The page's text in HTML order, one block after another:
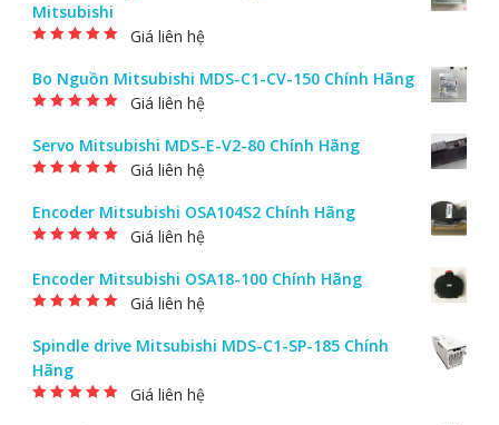
Mitsubishi
Giá liên hệ
Bo Nguồn Mitsubishi MDS-C1-CV-150 Chính Hãng
Giá liên hệ
Servo Mitsubishi MDS-E-V2-80 Chính Hãng
Giá liên hệ
Encoder Mitsubishi OSA104S2 Chính Hãng
Giá liên hệ
Encoder Mitsubishi OSA18-100 Chính Hãng
Giá liên hệ
Spindle drive Mitsubishi MDS-C1-SP-185 Chính
Hãng
Giá liên hệ